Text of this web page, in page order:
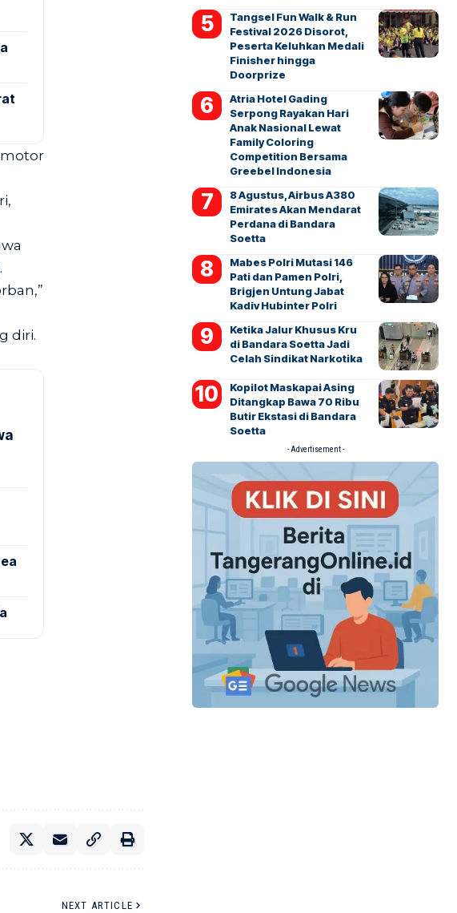
motor
diri.
NEXT ARTICLE
Tangsel Fun Walk & Run
Festival 2026 Disorot,
Peserta Keluhkan Medali
Finisher hingga
Doorprize
Atria Hotel Gading
Serpong Rayakan Hari
Anak Nasional Lewat
Family Coloring
Competition Bersama
Greebel Indonesia
8 Agustus, Airbus A380
Emirates Akan Mendarat
Perdana di Bandara
Soetta
Mabes Polri Mutasi 146
Pati dan Pamen Polri,
Brigjen Untung Jabat
Kadiv Hubinter Polri
Ketika Jalur Khusus Kru
di Bandara Soetta Jadi
Celah Sindikat Narkotika
Kopilot Maskapai Asing
Ditangkap Bawa 70 Ribu
Butir Ekstasi di Bandara
Soetta
- Advertisement -